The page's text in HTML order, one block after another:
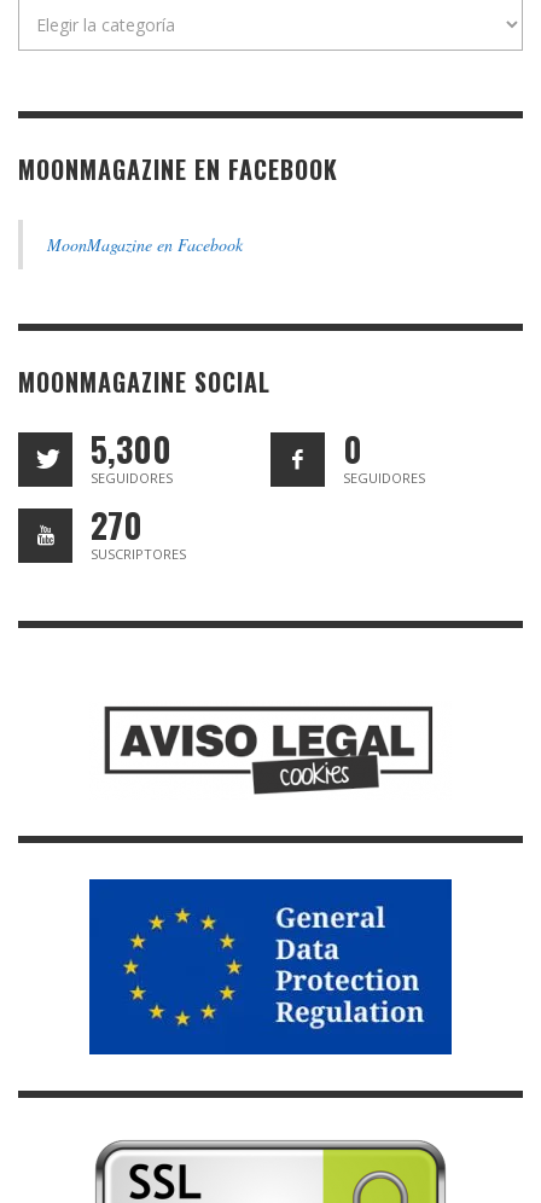
MOONMAGAZINE EN FACEBOOK
MoonMagazine en Facebook
MOONMAGAZINE SOCIAL
5,300
SEGUIDORES
0
SEGUIDORES
270
SUSCRIPTORES